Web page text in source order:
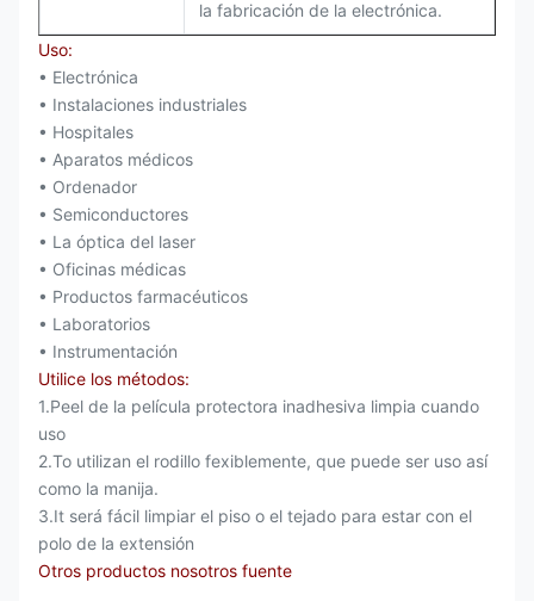
la fabricación de la electrónica.
Uso:
• Electrónica
• Instalaciones industriales
• Hospitales
• Aparatos médicos
• Ordenador
• Semiconductores
• La óptica del laser
• Oficinas médicas
• Productos farmacéuticos
• Laboratorios
• Instrumentación
Utilice los métodos:
1.Peel de la película protectora inadhesiva limpia cuando
uso
2.To utilizan el rodillo fexiblemente, que puede ser uso así
como la manija.
3.It será fácil limpiar el piso o el tejado para estar con el
polo de la extensión
Otros productos nosotros fuente